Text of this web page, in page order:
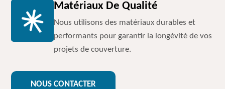
Matériaux De Qualité
Nous utilisons des matériaux durables et
performants pour garantir la longévité de vos
projets de couverture.
NOUS CONTACTER